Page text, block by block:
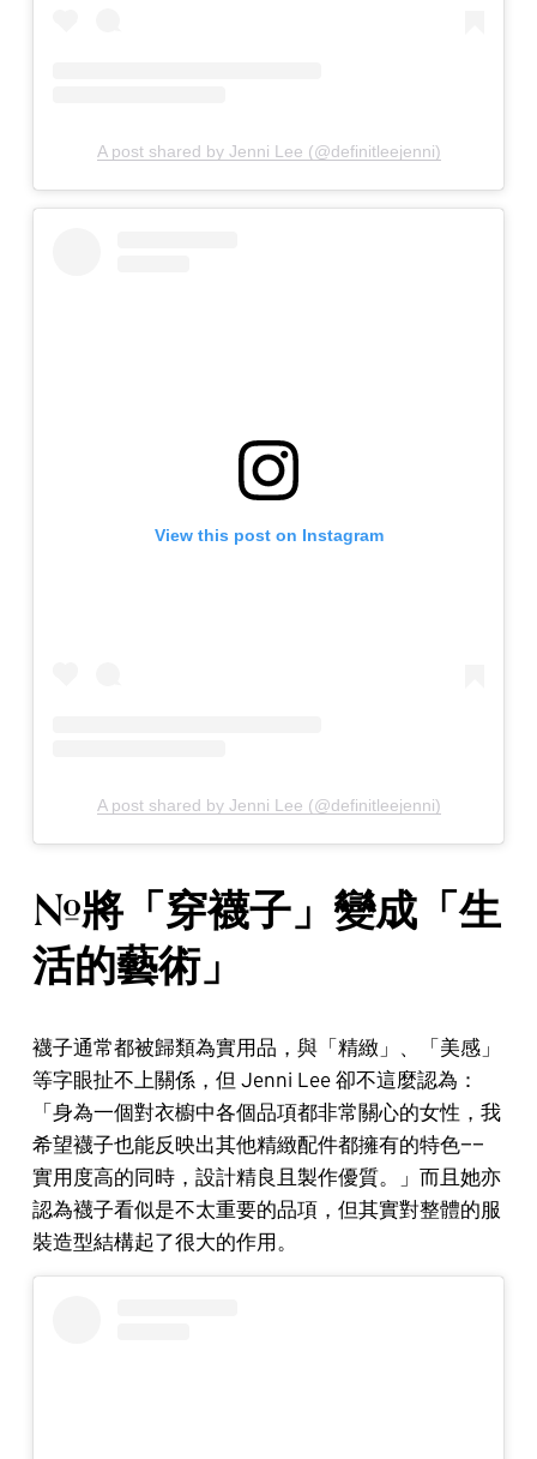
A post shared by Jenni Lee (@definitleejenni)
View this post on Instagram
A post shared by Jenni Lee (@definitleejenni)
#將「穿襪子」變成「生
活的藝術」
襪子通常都被歸類為實用品，與「精緻」、「美感」
等字眼扯不上關係，但 Jenni Lee 卻不這麼認為：
「身為一個對衣櫥中各個品項都非常關心的女性，我
希望襪子也能反映出其他精緻配件都擁有的特色——
實用度高的同時，設計精良且製作優質。」而且她亦
認為襪子看似是不太重要的品項，但其實對整體的服
裝造型結構起了很大的作用。